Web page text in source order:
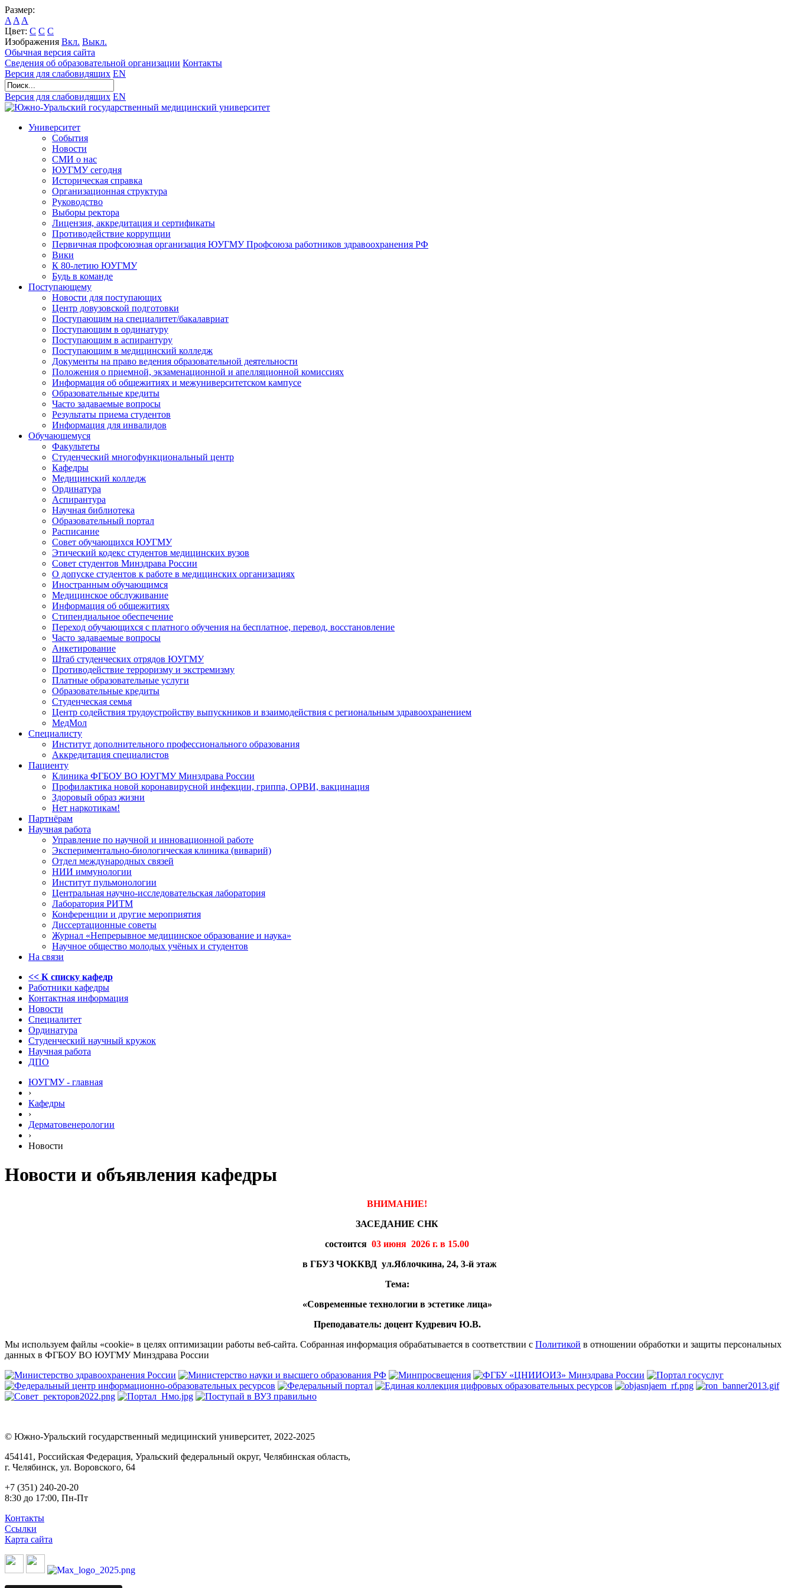
Размер:
A A A
Цвет: C C C
Изображения Вкл. Выкл.
Обычная версия сайта
Сведения об образовательной организации Контакты
Версия для слабовидящих EN
Версия для слабовидящих EN
Университет
События
Новости
СМИ о нас
ЮУГМУ сегодня
Историческая справка
Организационная структура
Руководство
Выборы ректора
Лицензия, аккредитация и сертификаты
Противодействие коррупции
Первичная профсоюзная организация ЮУГМУ Профсоюза работников здравоохранения РФ
Вики
К 80-летию ЮУГМУ
Будь в команде
Поступающему
Новости для поступающих
Центр довузовской подготовки
Поступающим на специалитет/бакалавриат
Поступающим в ординатуру
Поступающим в аспирантуру
Поступающим в медицинский колледж
Документы на право ведения образовательной деятельности
Положения о приемной, экзаменационной и апелляционной комиссиях
Информация об общежитиях и межуниверситетском кампусе
Образовательные кредиты
Часто задаваемые вопросы
Результаты приема студентов
Информация для инвалидов
Обучающемуся
Факультеты
Студенческий многофункциональный центр
Кафедры
Медицинский колледж
Ординатура
Аспирантура
Научная библиотека
Образовательный портал
Расписание
Совет обучающихся ЮУГМУ
Этический кодекс студентов медицинских вузов
Совет студентов Минздрава России
О допуске студентов к работе в медицинских организациях
Иностранным обучающимся
Медицинское обслуживание
Информация об общежитиях
Стипендиальное обеспечение
Переход обучающихся с платного обучения на бесплатное, перевод, восстановление
Часто задаваемые вопросы
Анкетирование
Штаб студенческих отрядов ЮУГМУ
Противодействие терроризму и экстремизму
Платные образовательные услуги
Образовательные кредиты
Студенческая семья
Центр содействия трудоустройству выпускников и взаимодействия с региональным здравоохранением
МедМол
Специалисту
Институт дополнительного профессионального образования
Аккредитация специалистов
Пациенту
Клиника ФГБОУ ВО ЮУГМУ Минздрава России
Профилактика новой коронавирусной инфекции, гриппа, ОРВИ, вакцинация
Здоровый образ жизни
Нет наркотикам!
Партнёрам
Научная работа
Управление по научной и инновационной работе
Экспериментально-биологическая клиника (виварий)
Отдел международных связей
НИИ иммунологии
Институт пульмонологии
Центральная научно-исследовательская лаборатория
Лаборатория РИТМ
Конференции и другие мероприятия
Диссертационные советы
Журнал «Непрерывное медицинское образование и наука»
Научное общество молодых учёных и студентов
На связи
<< К списку кафедр
Работники кафедры
Контактная информация
Новости
Специалитет
Ординатура
Студенческий научный кружок
Научная работа
ДПО
ЮУГМУ - главная
›
Кафедры
›
Дерматовенерологии
›
Новости
Новости и объявления кафедры
ВНИМАНИЕ!
ЗАСЕДАНИЕ СНК
состоится 03 июня 2026 г. в 15.00
в ГБУЗ ЧОККВД ул.Яблочкина, 24, 3-й этаж
Тема:
«Современные технологии в эстетике лица»
Преподаватель: доцент Кудревич Ю.В.
Мы используем файлы «cookie» в целях оптимизации работы веб-сайта. Собранная информация обрабатывается в соответствии с Политикой в отношении обработки и защиты персональных
данных в ФГБОУ ВО ЮУГМУ Минздрава России
© Южно-Уральский государственный медицинский университет, 2022-2025
454141, Российская Федерация, Уральский федеральный округ, Челябинская область,
г. Челябинск, ул. Воровского, 64
+7 (351) 240-20-20
8:30 до 17:00, Пн-Пт
Контакты
Ссылки
Карта сайта